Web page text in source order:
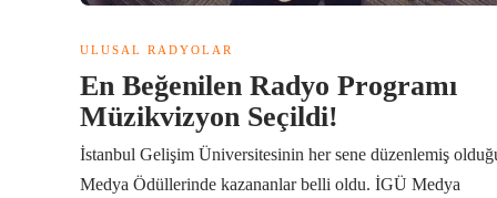
ULUSAL RADYOLAR
En Beğenilen Radyo Programı
Müzikvizyon Seçildi!
İstanbul Gelişim Üniversitesinin her sene düzenlemiş
Medya Ödüllerinde kazananlar belli oldu. İGÜ Medya